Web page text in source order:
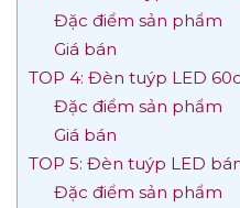
Đặc điểm sản phẩm
Giá bán
TOP 4: Đèn tuýp LED
Đặc điểm sản phẩm
Giá bán
TOP 5: Đèn tuýp LED
Đặc điểm sản phẩm